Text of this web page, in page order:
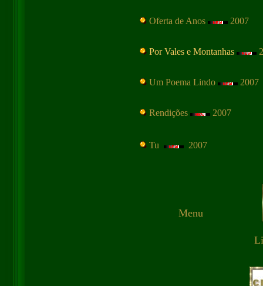
Oferta de Anos 2007
Por Vales e Montanhas
Um Poema Lindo 2007
Rendições 2007
Tu 2007
Menu